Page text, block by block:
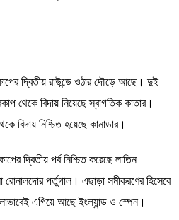
দ্বিতীয় রাউন্ডে ওঠার দৌড়ে আছে। দুই
থেকে বিদায় নিয়েছে স্বাগতিক কাতার।
বিদায় নিশ্চিত হয়েছে কানাডার।
দ্বিতীয় পর্ব নিশ্চিত করেছে লাতিন
রোনালদোর পর্তুগাল। এছাড়া সমীকরণের হিসেবে
এগিয়ে আছে ইংল্যান্ড ও স্পেন।